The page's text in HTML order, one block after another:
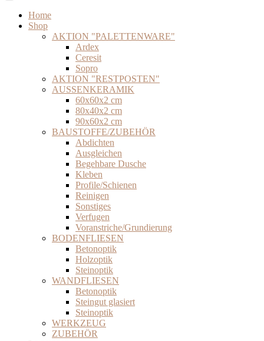
Home
Shop
AKTION "PALETTENWARE"
Ardex
Ceresit
Sopro
AKTION "RESTPOSTEN"
AUSSENKERAMIK
60x60x2 cm
80x40x2 cm
90x60x2 cm
BAUSTOFFE/ZUBEHÖR
Abdichten
Ausgleichen
Begehbare Dusche
Kleben
Profile/Schienen
Reinigen
Sonstiges
Verfugen
Voranstriche/Grundierung
BODENFLIESEN
Betonoptik
Holzoptik
Steinoptik
WANDFLIESEN
Betonoptik
Steingut glasiert
Steinoptik
WERKZEUG
ZUBEHÖR